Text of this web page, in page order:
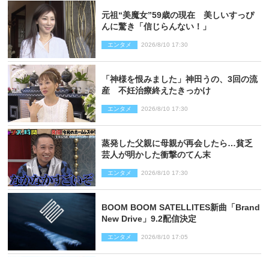
元祖“美魔女”59歳の現在 美しいすっぴ
んに驚き「信じらんない！」
エンタメ 2026/8/10 17:30
「神様を恨みました」神田うの、3回の流
産 不妊治療終えたきっかけ
エンタメ 2026/8/10 17:30
蒸発した父親に母親が再会したら…貧乏
芸人が明かした衝撃のてん末
エンタメ 2026/8/10 17:30
BOOM BOOM SATELLITES新曲「Brand
New Drive」9.2配信決定
エンタメ 2026/8/10 17:05